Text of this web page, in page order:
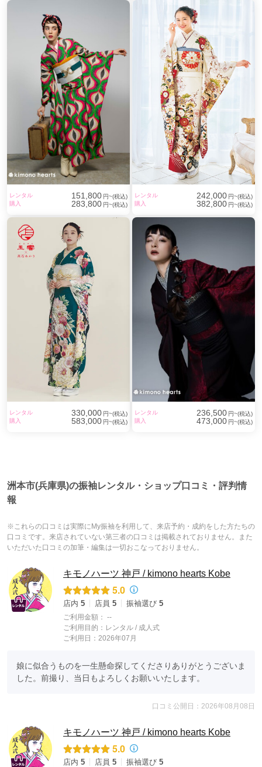
レンタル 151,800 円~(税込)
購入
283,800 円~(税込)
レンタル 242,000 円~(税込)
購入
382,800 円~(税込)
レンタル 330,000 円~(税込)
購入
583,000 円~(税込)
レンタル 236,500 円~(税込)
購入
473,000 円~(税込)
洲本市(兵庫県)の振袖レンタル・ショップ口コミ・評判情
報
※これらの口コミは実際にMy振袖を利用して、来店予約・成約をした方たちの
口コミです。来店されていない第三者の口コミは掲載されておりません。また
いただいた口コミの加筆・編集は一切おこなっておりません。
キモノハーツ 神戸 / kimono hearts Kobe
5.0
店内 5 店員 5 振袖選び 5
ご利用金額： --
ご利用目的： レンタル / 成人式
ご利用日：2026年07月
娘に似合うものを一生懸命探してくださりありがとうございま
した。前撮り、当日もよろしくお願いいたします。
口コミ公開日：2026年08月08日
キモノハーツ 神戸 / kimono hearts Kobe
5.0
店内 5 店員 5 振袖選び 5